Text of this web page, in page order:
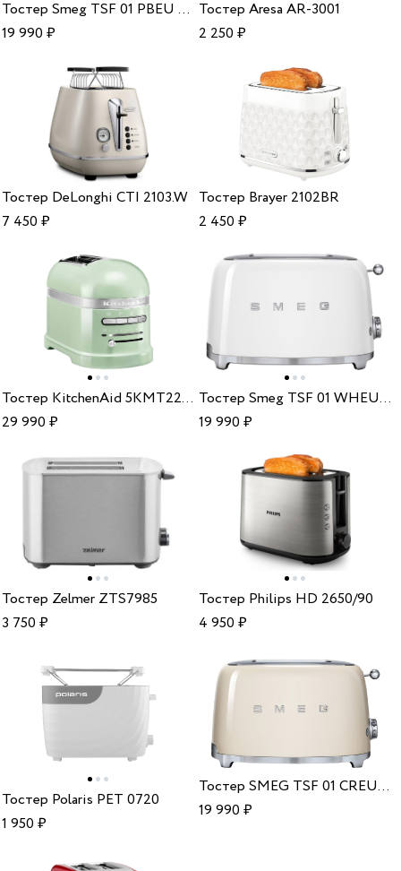
Тостер Smeg TSF 01 PBEU Blue
19 990₽
Тостер Aresa AR-3001
2 250₽
Тостер DeLonghi CTI 2103.W
7 450₽
Тостер Brayer 2102BR
2 450₽
Тостер KitchenAid 5KMT2204EPT pistaccio
29 990₽
Тостер Smeg TSF 01 WHEU White
19 990₽
Тостер Zelmer ZTS7985
3 750₽
Тостер Philips HD 2650/90
4 950₽
Тостер Polaris PET 0720
1 950₽
Тостер SMEG TSF 01 CREU Cream
19 990₽